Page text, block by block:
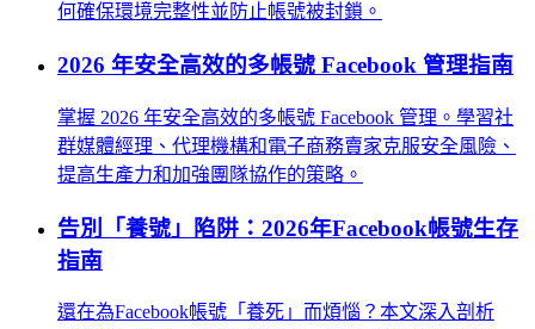
何確保環境完整性並防止帳號被封鎖。
2026 年安全高效的多帳號 Facebook 管理指南
掌握 2026 年安全高效的多帳號 Facebook 管理。學習社
群媒體經理、代理機構和電子商務賣家克服安全風險、
提高生產力和加強團隊協作的策略。
告別「養號」陷阱：2026年Facebook帳號生存
指南
還在為Facebook帳號「養死」而煩惱？本文深入剖析